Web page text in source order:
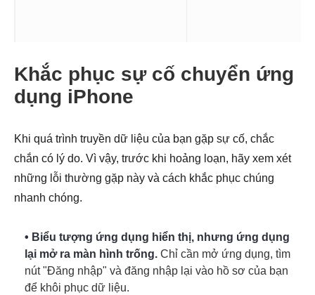
Khắc phục sự cố chuyển ứng
dụng iPhone
Khi quá trình truyền dữ liệu của bạn gặp sự cố, chắc
chắn có lý do. Vì vậy, trước khi hoảng loạn, hãy xem xét
những lỗi thường gặp này và cách khắc phục chúng
nhanh chóng.
• Biểu tượng ứng dụng hiển thị, nhưng ứng dụng
lại mở ra màn hình trống. Chỉ cần mở ứng dụng, tìm
nút "Đăng nhập" và đăng nhập lại vào hồ sơ của bạn
để khôi phục dữ liệu.